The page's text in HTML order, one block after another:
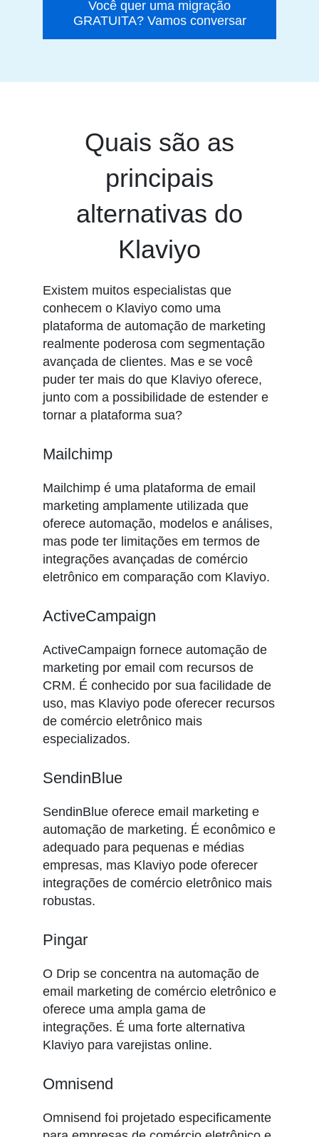
Você quer uma migração
GRATUITA? Vamos conversar
Quais são as
principais
alternativas do
Klaviyo
Existem muitos especialistas que
conhecem o Klaviyo como uma
plataforma de automação de marketing
realmente poderosa com segmentação
avançada de clientes. Mas e se você
puder ter mais do que Klaviyo oferece,
junto com a possibilidade de estender e
tornar a plataforma sua?
Mailchimp
Mailchimp é uma plataforma de email
marketing amplamente utilizada que
oferece automação, modelos e análises,
mas pode ter limitações em termos de
integrações avançadas de comércio
eletrônico em comparação com Klaviyo.
ActiveCampaign
ActiveCampaign fornece automação de
marketing por email com recursos de
CRM. É conhecido por sua facilidade de
uso, mas Klaviyo pode oferecer recursos
de comércio eletrônico mais
especializados.
SendinBlue
SendinBlue oferece email marketing e
automação de marketing. É econômico e
adequado para pequenas e médias
empresas, mas Klaviyo pode oferecer
integrações de comércio eletrônico mais
robustas.
Pingar
O Drip se concentra na automação de
email marketing de comércio eletrônico e
oferece uma ampla gama de
integrações. É uma forte alternativa
Klaviyo para varejistas online.
Omnisend
Omnisend foi projetado especificamente